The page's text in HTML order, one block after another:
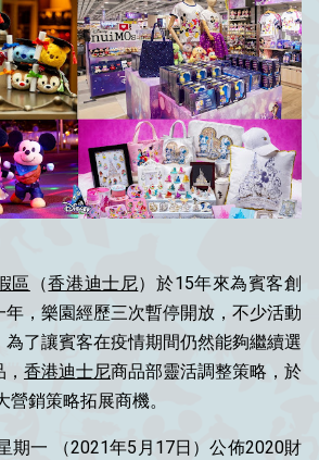
區 （香港迪士尼）於15年來為賓客創
，樂園經歷三次暫停開放，不少活動
為了讓賓客在疫情期間仍然能夠繼續選
香港迪士尼商品部靈活調整策略 ， 於
營銷策略拓展商機。
期一 （2021年5月17日）公佈2020財